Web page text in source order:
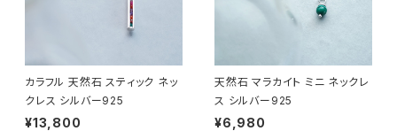
カラフル 天然石 スティック ネッ
クレス シルバー925
¥13,800
天然石 マラカイト ミニ ネックレ
ス シルバー925
¥6,980